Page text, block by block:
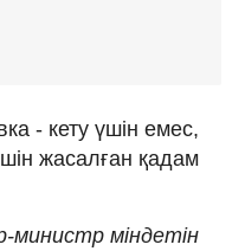
- кету үшін емес,
жасалған қадам
министр міндетін